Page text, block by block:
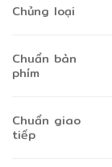
Chủng loại
Chuẩn bàn
phím
Chuẩn giao
tiếp